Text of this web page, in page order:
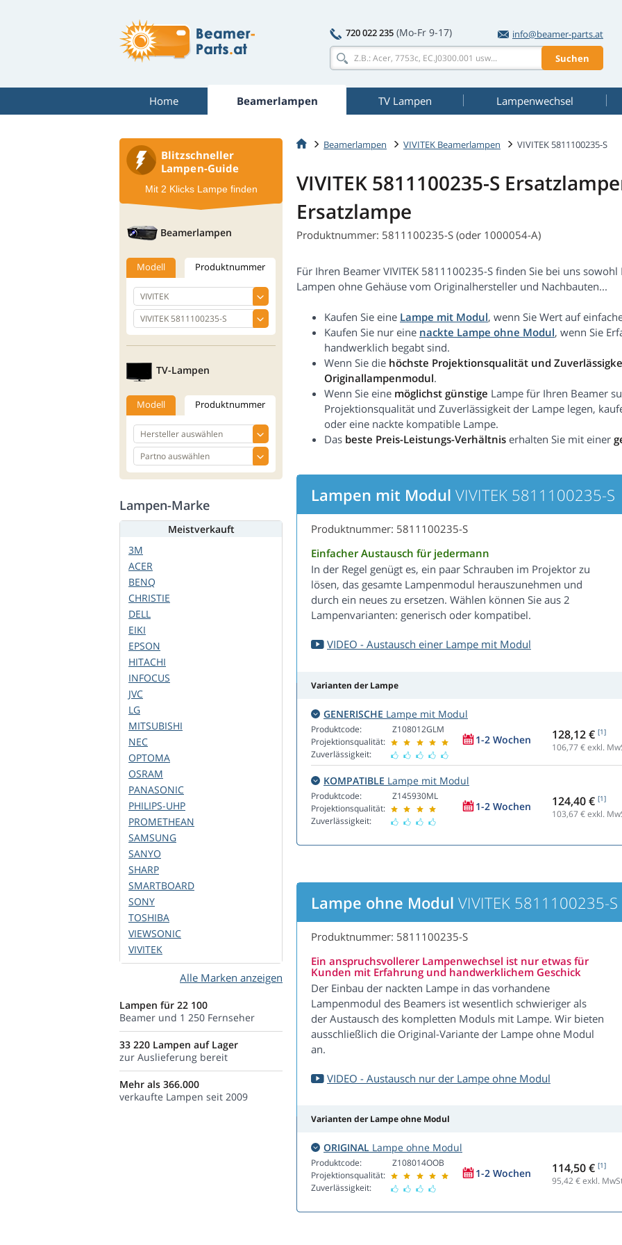
720 022 235 (Mo-Fr 9-17)
info@beamer-parts.at
Suchen
Home Beamerlampen TV Lampen Lampenwechsel
Beamerlampen VIVITEK Beamerlampen VIVITEK 5811100235-S
VIVITEK 5811100235-S
Ersatzlampe
Produktnummer: 5811100235-S (oder 1000054-A)
Für Ihren Beamer VIVITEK 5811100235-S finden Sie bei uns
Lampen ohne Gehäuse vom Originalhersteller und Nachbauten...
Kaufen Sie eine Lampe mit Modul, wenn Sie Wert auf
Kaufen Sie nur eine nackte Lampe ohne Modul, wenn Sie
handwerklich begabt sind.
Wenn Sie die höchste Projektionsqualität und
Originallampenmodul.
Wenn Sie eine möglichst günstige Lampe für Ihren Beamer
Projektionsqualität und Zuverlässigkeit der Lampe legen,
oder eine nackte kompatible Lampe.
Das beste Preis-Leistungs-Verhältnis erhalten Sie mit einer
Lampen mit Modul VIVITEK 5811100235-S
Produktnummer: 5811100235-S
Einfacher Austausch für jedermann
In der Regel genügt es, ein paar Schrauben im Projektor zu
lösen, das gesamte Lampenmodul herauszunehmen und
durch ein neues zu ersetzen. Wählen können Sie aus 2
Lampenvarianten: generisch oder kompatibel.
VIDEO - Austausch einer Lampe mit Modul
Varianten der Lampe
GENERISCHE Lampe mit Modul
Produktcode:
Projektionsqualität:
Zuverlässigkeit:
Z108012GLM
1-2 Wochen 128,12 € [1]
106,77 € exkl.
KOMPATIBLE Lampe mit Modul
Produktcode:
Projektionsqualität:
Zuverlässigkeit:
Z145930ML
1-2 Wochen 124,40 € [1]
103,67 € exkl.
Lampe ohne Modul VIVITEK 5811100235-S
Produktnummer: 5811100235-S
Ein anspruchsvollerer Lampenwechsel ist nur etwas für
Kunden mit Erfahrung und handwerklichem Geschick
Der Einbau der nackten Lampe in das vorhandene
Lampenmodul des Beamers ist wesentlich schwieriger als
der Austausch des kompletten Moduls mit Lampe. Wir bieten
ausschließlich die Original-Variante der Lampe ohne Modul
an.
VIDEO - Austausch nur der Lampe ohne Modul
Varianten der Lampe ohne Modul
ORIGINAL Lampe ohne Modul
Produktcode:
Projektionsqualität:
Zuverlässigkeit:
Z108014OOB
1-2 Wochen 114,50 € [1]
95,42€ exkl.
Blitzschneller
Lampen-Guide
Mit 2 Klicks Lampe finden
Beamerlampen
Modell Produktnummer
TV-Lampen
Modell Produktnummer
Lampen-Marke
Meistverkauft
3M
ACER
BENQ
CHRISTIE
DELL
EIKI
EPSON
HITACHI
INFOCUS
JVC
LG
MITSUBISHI
NEC
OPTOMA
OSRAM
PANASONIC
PHILIPS-UHP
PROMETHEAN
SAMSUNG
SANYO
SHARP
SMARTBOARD
SONY
TOSHIBA
VIEWSONIC
VIVITEK
Alle Marken anzeigen
Lampen für 22 100
Beamer und 1 250 Fernseher
33 220 Lampen auf Lager
zur Auslieferung bereit
Mehr als 366.000
verkaufte Lampen seit 2009